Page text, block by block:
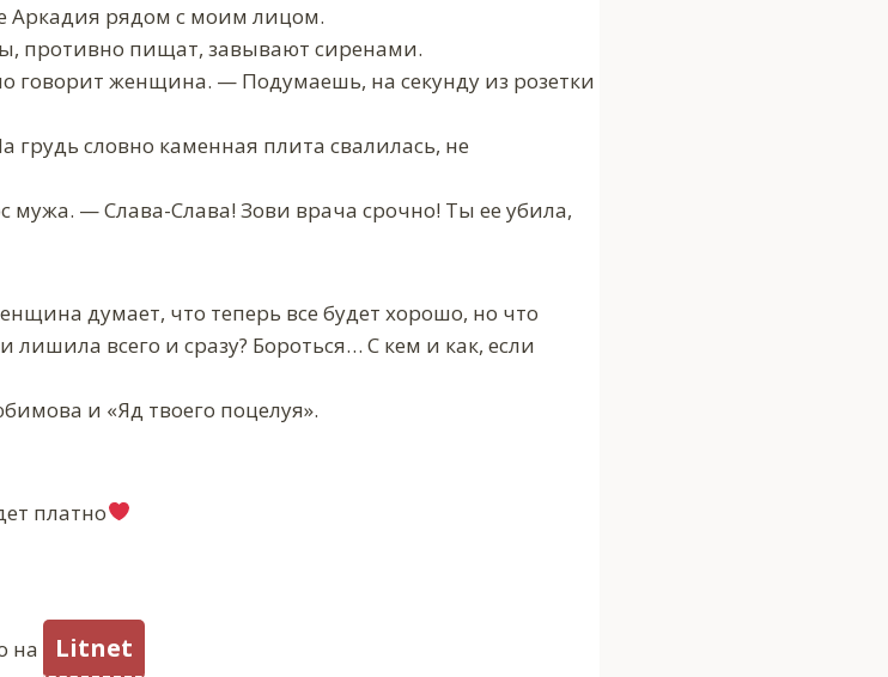
Аркадия рядом с моим лицом.
противно пищат, завывают сиренами.
говорит женщина. — Подумаешь, на секунду из розетки
грудь словно каменная плита свалилась, не
— Слава-Слава! Зови врача срочно! Ты ее убила,
думает, что теперь все будет хорошо, но что
всего и сразу? Бороться… С кем и как, если
и «Яд твоего поцелуя».
платно‍
на Litnet